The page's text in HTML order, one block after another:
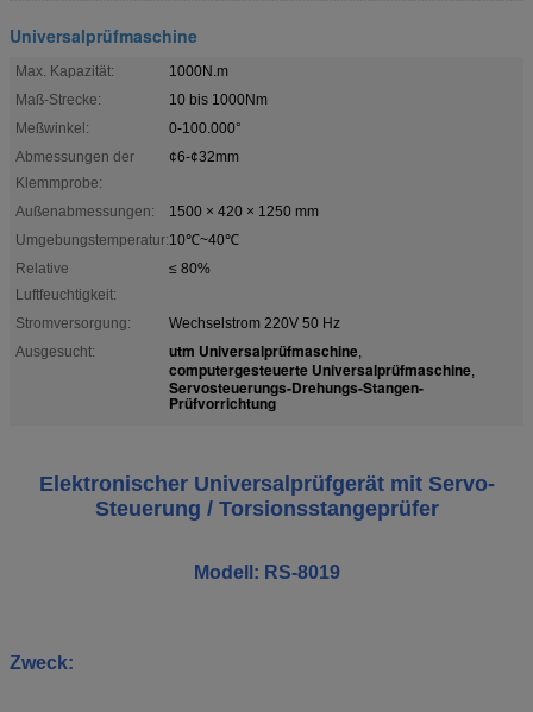
Universalprüfmaschine
Max. Kapazität:
1000N.m
Maß-Strecke:
10 bis 1000Nm
Meßwinkel:
0-100.000°
Abmessungen der
Klemmprobe:
¢6-¢32mm
Außenabmessungen:
1500 × 420 × 1250 mm
Umgebungstemperatur:10℃~40℃
Relative
Luftfeuchtigkeit:
≤ 80%
Stromversorgung:
Wechselstrom 220V 50 Hz
Ausgesucht:
utm Universalprüfmaschine,
computergesteuerte Universalprüfmaschine,
Servosteuerungs-Drehungs-Stangen-
Prüfvorrichtung
Elektronischer Universalprüfgerät mit Servo-
Steuerung / Torsionsstangeprüfer
Modell: RS-8019
Zweck: